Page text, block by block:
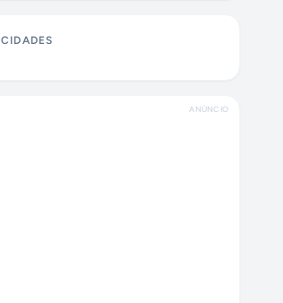
CIDADES
ANÚNCIO